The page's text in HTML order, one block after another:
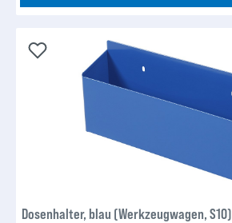
Dosenhalter, blau (Werkzeugwagen, S10)